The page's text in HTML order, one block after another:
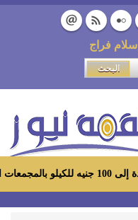
إسلام فراج